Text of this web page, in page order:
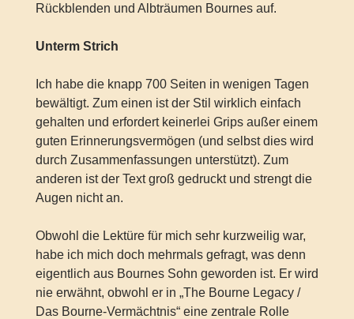
Rückblenden und Albträumen Bournes auf.
Unterm Strich
Ich habe die knapp 700 Seiten in wenigen Tagen
bewältigt. Zum einen ist der Stil wirklich einfach
gehalten und erfordert keinerlei Grips außer einem
guten Erinnerungsvermögen (und selbst dies wird
durch Zusammenfassungen unterstützt). Zum
anderen ist der Text groß gedruckt und strengt die
Augen nicht an.
Obwohl die Lektüre für mich sehr kurzweilig war,
habe ich mich doch mehrmals gefragt, was denn
eigentlich aus Bournes Sohn geworden ist. Er wird
nie erwähnt, obwohl er in „The Bourne Legacy /
Das Bourne-Vermächtnis“ eine zentrale Rolle